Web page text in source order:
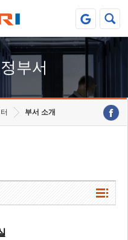
부서
부서 소개